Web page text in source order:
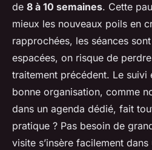
de 8 à 10 semaines. Cette
mieux les nouveaux poils en
rapprochées, les séances
espacées, on risque de
traitement précédent. Le suivi
bonne organisation, comme
dans un agenda dédié, fait
pratique ? Pas besoin de
visite s’insère facilement dans